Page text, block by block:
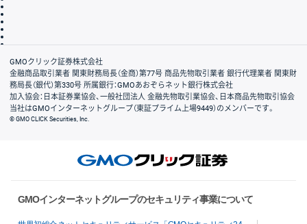
会社案内
GMOクリック証券株式会社
金融商品取引業者 関東財務局長（金商）第77号 商品先物取引業者 銀行代理業者 関東財
務局長（銀代）第330号 所属銀行：GMOあおぞらネット銀行株式会社
加入協会：日本証券業協会、一般社団法人 金融先物取引業協会、日本商品先物取引協会
当社はGMOインターネットグループ（東証プライム上場9449）のメンバーです。
© GMO CLICK Securities, Inc.
GMOインターネットグループのセキュリティ事業について